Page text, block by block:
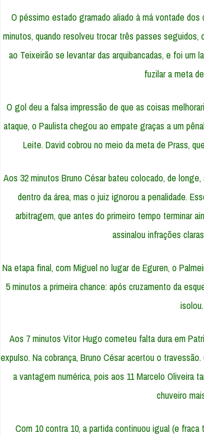
O péssimo estado gramado aliado à má vontade
minutos, quando resolveu trocar três passes
ao Teixeirão se levantar das arquibancadas, e foi um
fuzilar a meta
O gol deu a falsa impressão de que as coisas
ataque, o Paulista chegou ao empate graças a um
Leite. David cobrou no meio da meta de Prass,
Aos 32 minutos Bruno César bateu colocado, de
dentro da área, mas o juiz ignorou a penalidade.
arbitragem, que antes do primeiro tempo terminar
assinalou infrações
Na etapa final, com Miguel no lugar de Eguren, o
5 minutos a primeira chance: após cruzamento da
isolou.
Aos 7 minutos Vitor Hugo cometeu falta dura em
expulso. Na cobrança, Bruno César acertou o
a vantagem numérica, pois aos 11 Marcelo Oliveira
chuveiro
Com 10 contra 10, a partida continuou igual (e